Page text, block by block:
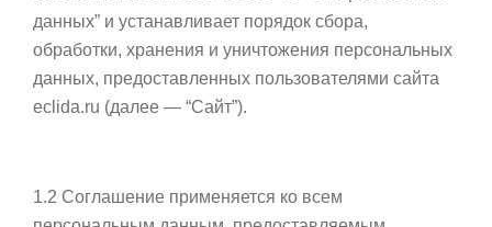
данных” и устанавливает порядок сбора,
обработки, хранения и уничтожения персональных
данных, предоставленных пользователями сайта
eclida.ru (далее — “Сайт”).
1.2 Соглашение применяется ко всем